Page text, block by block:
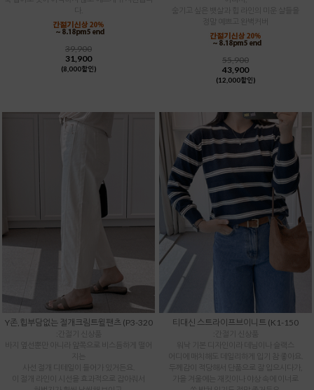
39,900
31,900
(8,000할인)
숨기고 싶은 뱃살과 힙 라인의 미운 살들을
55,900
43,900
(12,000할인)
Y존,힙부담없는 절개크림트윌팬츠 (P3-320
:간절기 신상품
바지 옆선뿐만 아니라 앞쪽으로 비스듬하게 떨어
사선 절개 디테일이 들어가 있거든요.
티대신 스트라이프브이니트 (K1-150
:간절기 신상품
가을 겨울에는 재킷이나 야상 속에 이너로